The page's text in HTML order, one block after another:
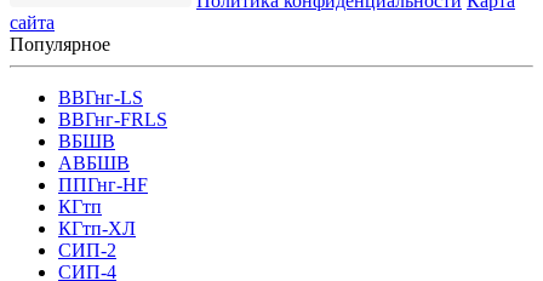
сайта
Популярное
ВВГнг-LS
ВВГнг-FRLS
ВБШВ
АВБШВ
ППГнг-HF
КГтп
КГтп-ХЛ
СИП-2
СИП-4